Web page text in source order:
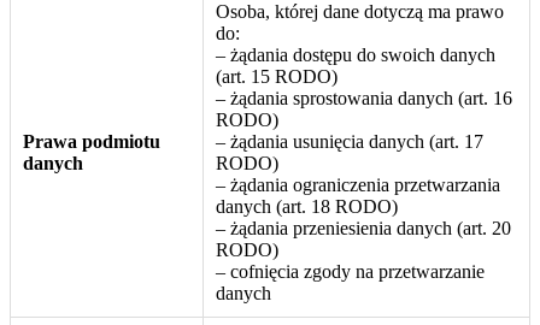
Prawa podmiotu
danych
Osoba, której dane dotyczą ma prawo
do:
– żądania dostępu do swoich danych
(art. 15 RODO)
– żądania sprostowania danych (art. 16
RODO)
– żądania usunięcia danych (art. 17
RODO)
– żądania ograniczenia przetwarzania
danych (art. 18 RODO)
– żądania przeniesienia danych (art. 20
RODO)
– cofnięcia zgody na przetwarzanie
danych